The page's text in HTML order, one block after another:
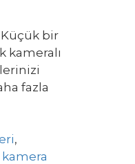
Küçük bir
kameralı
fazla
,